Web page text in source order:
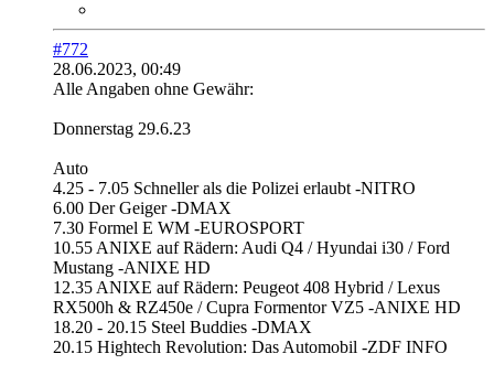
#772
28.06.2023, 00:49
Alle Angaben ohne Gewähr:
Donnerstag 29.6.23
Auto
4.25 - 7.05 Schneller als die Polizei erlaubt -NITRO
6.00 Der Geiger -DMAX
7.30 Formel E WM -EUROSPORT
10.55 ANIXE auf Rädern: Audi Q4 / Hyundai i30 / Ford
Mustang -ANIXE HD
12.35 ANIXE auf Rädern: Peugeot 408 Hybrid / Lexus
RX500h & RZ450e / Cupra Formentor VZ5 -ANIXE HD
18.20 - 20.15 Steel Buddies -DMAX
20.15 Hightech Revolution: Das Automobil -ZDF INFO